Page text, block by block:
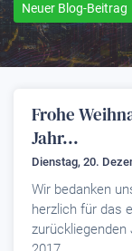
Neuer Blog-Beitrag
Frohe
Jahr...
Dienstag, 20.
Wir bedanken
herzlich für das
zurückliegenden